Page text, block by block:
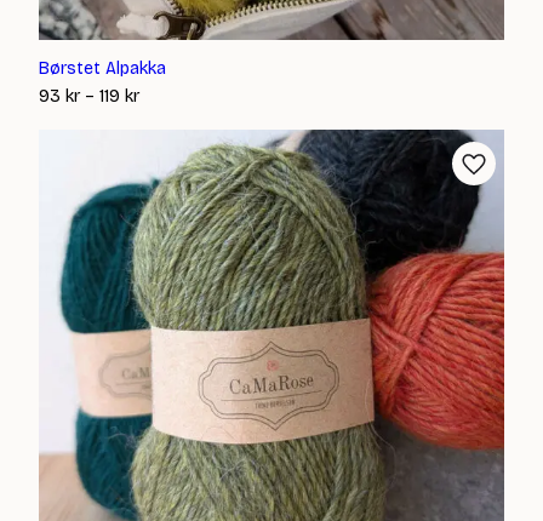
Børstet Alpakka
93 kr – 119 krPrisintervall: